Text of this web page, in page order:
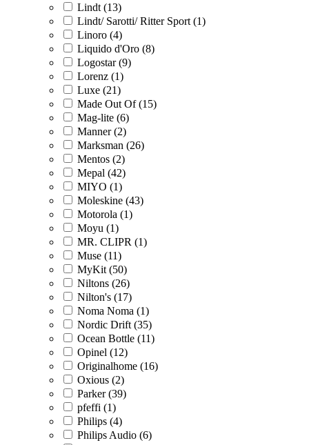
Lindt (13)
Lindt/ Sarotti/ Ritter Sport (1)
Linoro (4)
Liquido d'Oro (8)
Logostar (9)
Lorenz (1)
Luxe (21)
Made Out Of (15)
Mag-lite (6)
Manner (2)
Marksman (26)
Mentos (2)
Mepal (42)
MIYO (1)
Moleskine (43)
Motorola (1)
Moyu (1)
MR. CLIPR (1)
Muse (11)
MyKit (50)
Niltons (26)
Nilton's (17)
Noma Noma (1)
Nordic Drift (35)
Ocean Bottle (11)
Opinel (12)
Originalhome (16)
Oxious (2)
Parker (39)
pfeffi (1)
Philips (4)
Philips Audio (6)